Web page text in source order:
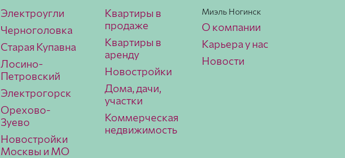
Электроугли
Черноголовка
Старая Купавна
Лосино-
Петровский
Электрогорск
Орехово-
Зуево
Новостройки
Москвы и МО
Квартиры в
продаже
Квартиры в
аренду
Новостройки
Дома, дачи,
участки
Коммерческая
недвижимость
Миэль Ногинск
О компании
Карьера у нас
Новости